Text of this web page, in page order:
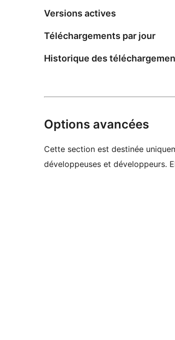
Versions actives
Téléchargements par jour
Historique des
Options avancées
Cette section est destinée
développeuses et développeurs.